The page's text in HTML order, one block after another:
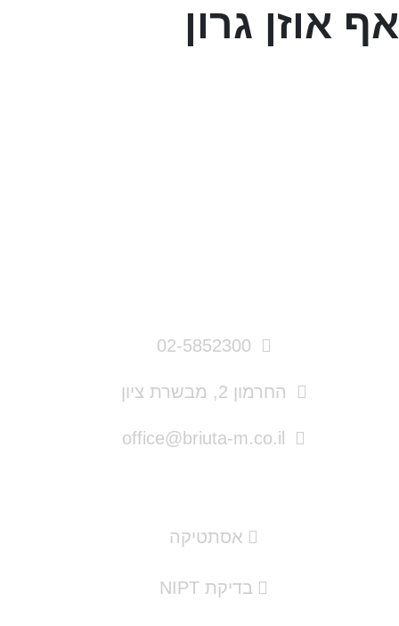
אף אוזן גרון
אסתטיקה
בדיקת NIPT
02-5852300
החרמון 2, מבשרת ציון
office@briuta-m.co.il